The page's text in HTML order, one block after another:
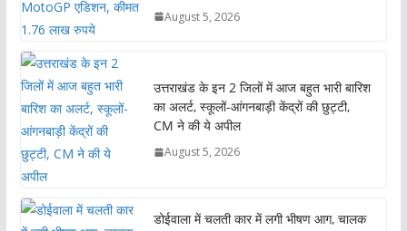
August 5, 2026
उत्तराखंड के इन 2 जिलों में आज बहुत भारी बारिश
का अलर्ट, स्कूलों-आंगनबाड़ी केंद्रों की छुट्टी,
CM ने की ये अपील
August 5, 2026
डोईवाला में चलती कार में लगी भीषण आग, चालक